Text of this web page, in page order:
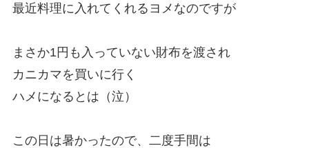
最近料理に入れてくれるヨメなのですが
まさか1円も入っていない財布を渡され
カニカマを買いに行く
ハメになるとは（泣）
この日は暑かったので、二度手間は